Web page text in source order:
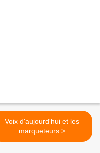
Voix d'aujourd'hui et les
marqueteurs >